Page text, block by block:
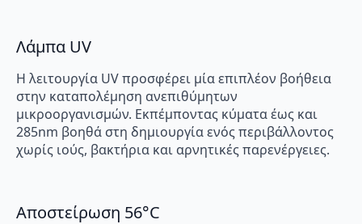
Λάμπα UV
Η λειτουργία UV προσφέρει μία επιπλέον βοήθεια
στην καταπολέμηση ανεπιθύμητων
μικροοργανισμών. Εκπέμποντας κύματα έως και
285nm βοηθά στη δημιουργία ενός περιβάλλοντος
χωρίς ιούς, βακτήρια και αρνητικές παρενέργειες.
Αποστείρωση 56°C